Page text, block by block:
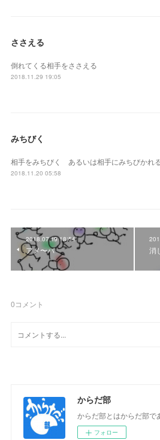
ささえる
倒れてくる相手をささえる
2018.11.29 19:05
みちびく
相手をみちびく あるいは相手にみちびかれ
2018.11.20 05:58
2018.07.19 18:54
アメ〜バ 消
0コメント
からだ部
からだ部とはからだ部で
フォロー